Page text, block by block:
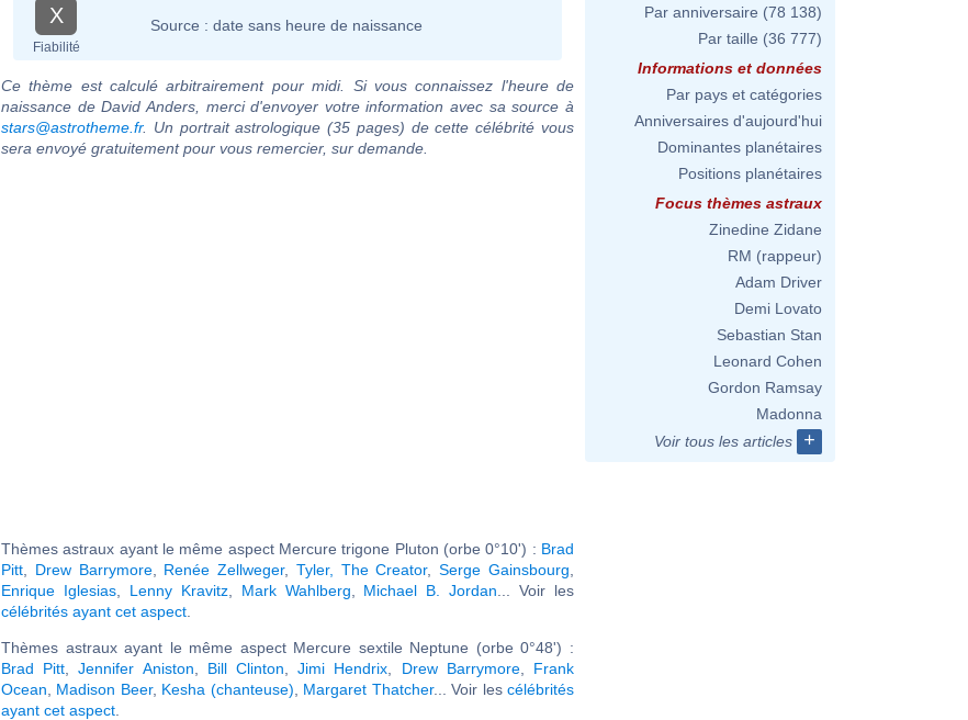
X
Fiabilité
Source : date sans heure de naissance
Ce thème est calculé arbitrairement pour midi. Si vous connaissez l'heure de
naissance de David Anders, merci d'envoyer votre information avec sa source à
stars@astrotheme.fr. Un portrait astrologique (35 pages) de cette célébrité vous
sera envoyé gratuitement pour vous remercier, sur demande.
Thèmes astraux ayant le même aspect Mercure trigone Pluton (orbe 0°10') : Brad
Pitt
Drew Barrymore, Renée Zellweger, Tyler, The Creator,Serge Gainsbourg
Enrique Iglesias, Lenny Kravitz, Mark Wahlberg Michael B. Jordan ... Voir les
célébrités ayant cet aspect
Thèmes astraux ayant le même aspect Mercure sextile Neptune (orbe 0°48') :
Brad Pitt ,Jennifer Aniston Bill Clinton ,Jimi Hendrix Drew Barrymore, Frank
Ocean
Madison Beer, Kesha (chanteuse) Margaret Thatcher... Voir lescélébrités
ayant cet aspect
Par anniversaire (78 138)
Par taille (36 777)
Informations et données
Par pays et catégories
Anniversaires d'aujourd'hui
Dominantes planétaires
Positions planétaires
Focus thèmes astraux
Zinedine Zidane
RM (rappeur)
Adam Driver
Demi Lovato
Sebastian Stan
Leonard Cohen
Gordon Ramsay
Madonna
Voir tous les articles
+